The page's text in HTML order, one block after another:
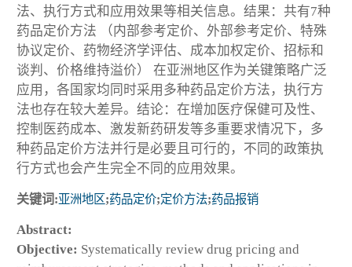
法、执行方式和应用效果等相关信息。结果：共有7种
药品定价方法 （内部参考定价、外部参考定价、特殊
协议定价、药物经济学评估、成本加权定价、招标和
谈判、价格维持溢价） 在亚洲地区作为关键策略广泛
应用，各国家均同时采用多种药品定价方法，执行方
法也存在较大差异。结论：在增加医疗保健可及性、
控制医药成本、激发新药研发等多重要求情况下，多
种药品定价方法并行是必要且可行的，不同的政策执
行方式也会产生完全不同的应用效果。
关键词:亚洲地区;药品定价;定价方法;药品报销
Abstract:
Objective: Systematically review drug pricing and